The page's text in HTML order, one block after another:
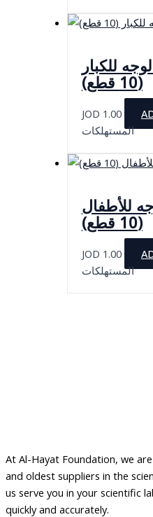
للكبار
(10 قطع)
JOD 1.00
المستهلكات
للأطفال
(10 قطع)
JOD 1.00
المستهلكات
At Al-Hayat Foundation, we
and oldest suppliers in the
us serve you in your scientific
quickly and accurately.